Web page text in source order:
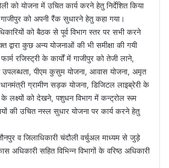
को योजना में उचित कार्य करने हेतु निर्देशित किया
को अपनी रैंक सुधारने हेतु कहा गया।
को बैठक से पूर्व विभाग स्तर पर सभी करने
द्वारा कुछ अन्य योजनाओं की भी समीक्षा की गयी
रजिस्ट्री के कार्यों में गाजीपुर को तेजी लाने,
उपलब्धता, पीएम कुसुम योजना, आवास योजना, अमृत
ग्रामीण सड़क योजना, डिजिटल लाइब्रेरी के
के लक्ष्यों को देखने, पशुधन विभाग में कन्ट्रोल रूम
की उचित नस्ल सुधार योजना पर कार्य करने हेतु
व जिलाधिकारी चंदौली वर्चुअल माध्यम से जुड़े
सहित विभिन्न विभागों के वरिष्ठ अधिकारी